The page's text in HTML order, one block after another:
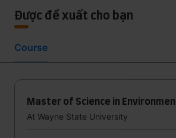
Được đề xuất cho bạn
Course
Master of Science in
At Wayne State University